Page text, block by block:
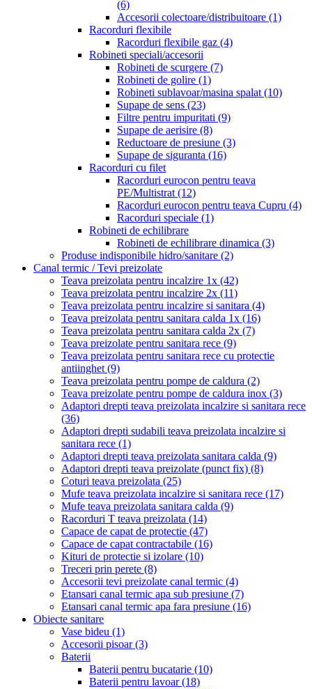
(6)
Accesorii colectoare/distribuitoare (1)
Racorduri flexibile
Racorduri flexibile gaz (4)
Robineti speciali/accesorii
Robineti de scurgere (7)
Robineti de golire (1)
Robineti sublavoar/masina spalat (10)
Supape de sens (23)
Filtre pentru impuritati (9)
Supape de aerisire (8)
Reductoare de presiune (3)
Supape de siguranta (16)
Racorduri cu filet
Racorduri eurocon pentru teava
PE/Multistrat (12)
Racorduri eurocon pentru teava Cupru (4)
Racorduri speciale (1)
Robineti de echilibrare
Robineti de echilibrare dinamica (3)
Produse indisponibile hidro/sanitare (2)
Canal termic / Tevi preizolate
Teava preizolata pentru incalzire 1x (42)
Teava preizolata pentru incalzire 2x (11)
Teava preizolata pentru incalzire si sanitara (4)
Teava preizolata pentru sanitara calda 1x (16)
Teava preizolata pentru sanitara calda 2x (7)
Teava preizolate pentru sanitara rece (9)
Teava preizolata pentru sanitara rece cu protectie
antiinghet (9)
Teava preizolata pentru pompe de caldura (2)
Teava preizolate pentru pompe de caldura inox (3)
Adaptori drepti teava preizolata incalzire si sanitara rece
(36)
Adaptori drepti sudabili teava preizolata incalzire si
sanitara rece (1)
Adaptori drepti teava preizolata sanitara calda (9)
Adaptori drepti teava preizolate (punct fix) (8)
Coturi teava preizolata (25)
Mufe teava preizolata incalzire si sanitara rece (17)
Mufe teava preizolata sanitara calda (9)
Racorduri T teava preizolata (14)
Capace de capat de protectie (47)
Capace de capat contractabile (16)
Kituri de protectie si izolare (10)
Treceri prin perete (8)
Accesorii tevi preizolate canal termic (4)
Etansari canal termic apa sub presiune (7)
Etansari canal termic apa fara presiune (16)
Obiecte sanitare
Vase bideu (1)
Accesorii pisoar(3)
Baterii
Baterii pentru bucatarie (10)
Baterii pentru lavoar(18)